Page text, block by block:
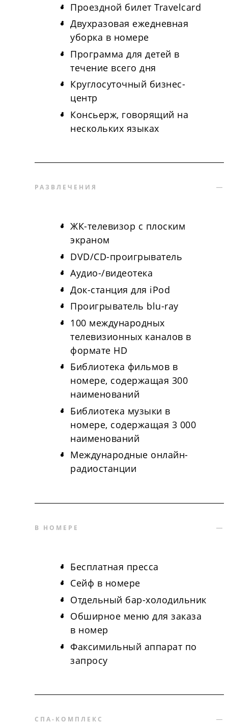
Проездной билет Travelcard
Двухразовая ежедневная
уборка в номере
Программа для детей в
течение всего дня
Круглосуточный бизнес-
центр
Консьерж, говорящий на
нескольких языках
РАЗВЛЕЧЕНИЯ
ЖК-телевизор с плоским
экраном
DVD/CD-проигрыватель
Аудио-/видеотека
Док-станция для iPod
Проигрыватель blu-ray
100 международных
телевизионных каналов в
формате HD
Библиотека фильмов в
номере, содержащая 300
наименований
Библиотека музыки в
номере, содержащая 3 000
наименований
Международные онлайн-
радиостанции
В НОМЕРЕ
Бесплатная пресса
Сейф в номере
Отдельный бар-холодильник
Обширное меню для заказа
в номер
Факсимильный аппарат по
запросу
СПА-КОМПЛЕКС